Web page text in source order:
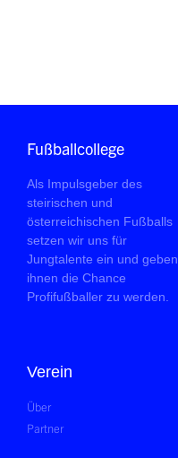
Fußballcollege
Als Impulsgeber des
steirischen und
österreichischen Fußballs
setzen wir uns für
Jungtalente ein und geben
ihnen die Chance
Profifußballer zu werden.
Verein
Über
Partner